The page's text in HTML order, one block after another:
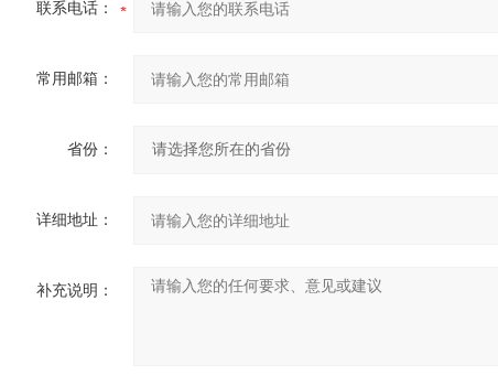
联系电话：
常用邮箱：
省份：
详细地址：
补充说明：